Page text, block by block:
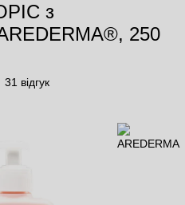
з
250
31 відгук